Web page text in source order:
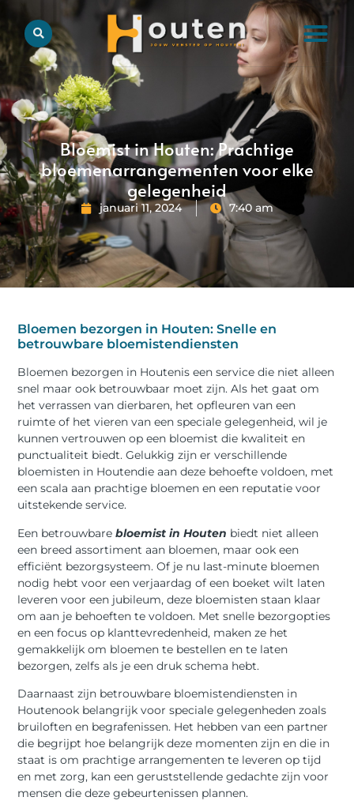
Bloemist in Houten: Prachtige
bloemenarrangementen voor elke
gelegenheid
januari 11, 2024 7:40 am
Bloemen bezorgen in Houten: Snelle en
betrouwbare bloemistendiensten
Bloemen bezorgen in Houtenis een service die niet alleen
snel maar ook betrouwbaar moet zijn. Als het gaat om
het verrassen van dierbaren, het opfleuren van een
ruimte of het vieren van een speciale gelegenheid, wil je
kunnen vertrouwen op een bloemist die kwaliteit en
punctualiteit biedt. Gelukkig zijn er verschillende
bloemisten in Houtendie aan deze behoefte voldoen, met
een scala aan prachtige bloemen en een reputatie voor
uitstekende service.
Een betrouwbarebloemist in Houten biedt niet alleen
een breed assortiment aan bloemen, maar ook een
efficiënt bezorgsysteem. Of je nu last-minute bloemen
nodig hebt voor een verjaardag of een boeket wilt laten
leveren voor een jubileum, deze bloemisten staan klaar
om aan je behoeften te voldoen. Met snelle bezorgopties
en een focus op klanttevredenheid, maken ze het
gemakkelijk om bloemen te bestellen en te laten
bezorgen, zelfs als je een druk schema hebt.
Daarnaast zijn betrouwbare bloemistendiensten in
Houtenook belangrijk voor speciale gelegenheden zoals
bruiloften en begrafenissen. Het hebben van een partner
die begrijpt hoe belangrijk deze momenten zijn en die in
staat is om prachtige arrangementen te leveren op tijd
en met zorg, kan een geruststellende gedachte zijn voor
mensen die deze gebeurtenissen plannen.